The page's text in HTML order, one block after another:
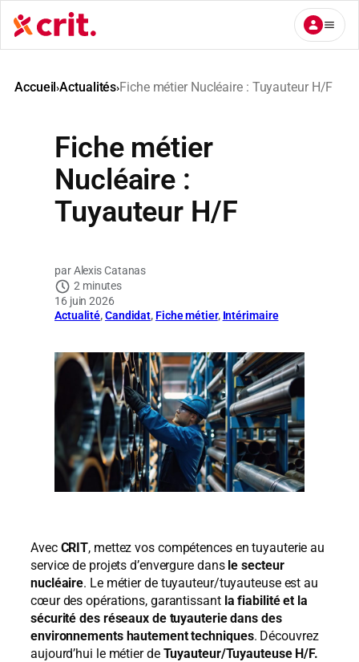
Aller
au
contenu
Accueil›Actualités›Fiche métier Nucléaire : Tuyauteur H/F
Fiche métier
Nucléaire :
Tuyauteur H/F
Alexis Catanas
2 minutes
16 juin 2026
Actualité, Candidat, Fiche métier, Intérimaire
AvecCRIT, mettez vos compétences en tuyauterie au
service de projets d’envergure dans le secteur
nucléaire. Le métier de tuyauteur/tuyauteuse est au
cœur des opérations, garantissant la fiabilité et la
sécurité des réseaux de tuyauterie dans des
environnements hautement techniques. Découvrez
aujourd’hui le métier deTuyauteur/Tuyauteuse H/F.